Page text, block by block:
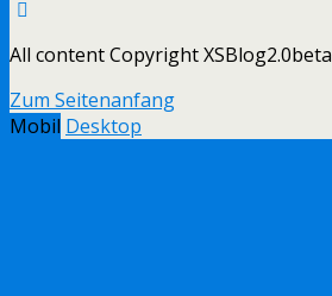
All content Copyright XSBlog2.0beta
Zum Seitenanfang
Mobil Desktop